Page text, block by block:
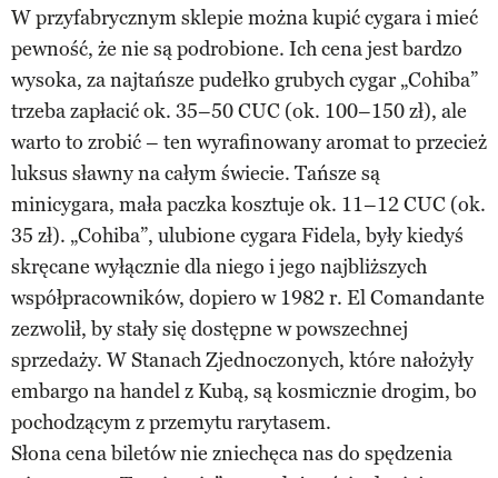
W przyfabrycznym sklepie można kupić cygara i mieć
pewność, że nie są podrobione. Ich cena jest bardzo
wysoka, za najtańsze pudełko grubych cygar „Cohiba”
trzeba zapłacić ok. 35–50 CUC (ok. 100–150 zł), ale
warto to zrobić – ten wyrafinowany aromat to przecież
luksus sławny na całym świecie. Tańsze są
minicygara, mała paczka kosztuje ok. 11–12 CUC (ok.
35 zł). „Cohiba”, ulubione cygara Fidela, były kiedyś
skręcane wyłącznie dla niego i jego najbliższych
współpracowników, dopiero w 1982 r. El Comandante
zezwolił, by stały się dostępne w powszechnej
sprzedaży. W Stanach Zjednoczonych, które nałożyły
embargo na handel z Kubą, są kosmicznie drogim, bo
pochodzącym z przemytu rarytasem.
Słona cena biletów nie zniechęca nas do spędzenia